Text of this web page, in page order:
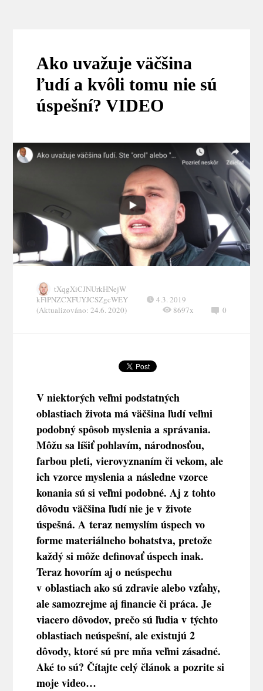
Ako uvažuje väčšina
ľudí a kvôli tomu nie sú
úspešní? VIDEO
tXqgXiCJNUrkHNejW
kFlPNZCXFUYJCSZgcWEY
4.3. 2019
(Aktualizováno: 24.6. 2020)
0
8697x
V niektorých veľmi podstatných
oblastiach života má väčšina ľudí veľmi
podobný spôsob myslenia a správania.
Môžu sa líšiť pohlavím, národnosťou,
farbou pleti, vierovyznaním či vekom, ale
ich vzorce myslenia a následne vzorce
konania sú si veľmi podobné. Aj z tohto
dôvodu väčšina ľudí nie je v živote
úspešná. A teraz nemyslím úspech vo
forme materiálneho bohatstva, pretože
každý si môže definovať úspech inak.
Teraz hovorím aj o neúspechu
v oblastiach ako sú zdravie alebo vzťahy,
ale samozrejme aj financie či práca. Je
viacero dôvodov, prečo sú ľudia v týchto
oblastiach neúspešní, ale existujú 2
dôvody, ktoré sú pre mňa veľmi zásadné.
Aké to sú? Čítajte celý článok a pozrite si
moje video…